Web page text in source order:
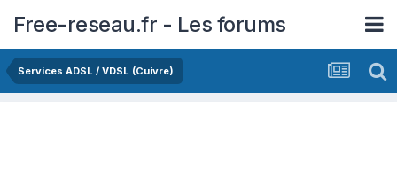
Free-reseau.fr - Les forums
Services ADSL / VDSL (Cuivre)